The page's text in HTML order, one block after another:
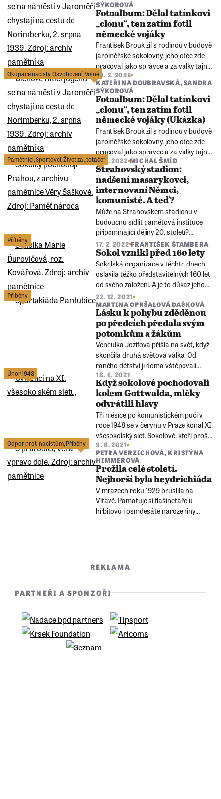
Bohumil Venclík 13. ledna oslavil v
dobré náladě sto jedna let na tomto
světě.
SÝKOROVÁ
Fotoalbum: Dělal tatínkovi
„clonu“, ten zatím fotil
německé vojáky
František Brouk žil s rodinou v budově
jaroměřské sokolovny, jeho otec zde
pracoval jako správce a za války tajně
fotografoval dění v Jaroměři. Ve
fotogalerii pod článkem se můžete
podívat na záběry z kapitulace Němců
nebo z oslav osvobození.
Okupace nacisty,Osvobození,Volné10. 2. 2025
KATEŘINA DOUBRAVSKÁ,SANDRA
SÝKOROVÁ
Fotoalbum: Dělal tatínkovi
„clonu“, ten zatím fotil
německé vojáky (Ukázka)
František Brouk žil s rodinou v budově
jaroměřské sokolovny, jeho otec zde
pracoval jako správce a za války tajně
fotografoval dění v Jaroměři. Ve
fotogalerii pod článkem se můžete
podívat na záběry z kapitulace Němců
nebo z oslav osvobození.
Pamětníci,Sportovci,Život za „totáče“9. 9. 2022 MICHAL ŠMÍD
Strahovský stadion:
nadšení masarykovci,
internovaní Němci,
komunisté. A teď?
Může na Strahovském stadionu v
budoucnu sídlit paměťová instituce
připomínající dějiny 20. století?
Odpověď možná napoví Festival
Paměti národa, který se zde odehraje
na přelomu letošního září a října.
Příběhy 17. 2. 2022 FRANTIŠEK ŠTAMBERA
Sokol vznikl před 160 lety
Sokolská organizace v těchto dnech
oslavila těžko představitelných 160 let
od svého založení. A je to důkaz jeho
životaschopnosti, neexistuje u nás jiná
organizace, jejíž činnost zasahuje hned
do tří staletí.
Příběhy
22. 12. 2021
MARTINA OPRŠALOVÁ DAŠKOVÁ
Lásku k pohybu zděděnou
po předcích předala svým
potomkům a žákům
Vendulka Jozífová přišla na svět, když
skončila druhá světová válka. Od
raného dětství ji doma vštěpovali
sokolské ideály. Ty si udržela i v
dobách, kdy komunistická moc
sokolům nepřála.
Únor 1948 18. 6. 2021
Když sokolové pochodovali
kolem Gottwalda, mlčky
odvrátili hlavy
Tři měsíce po komunistickém puči v
roce 1948 se v červnu v Praze konal XI.
všesokolský slet. Sokolové, kteří prošli
okolo tribuny s novým prezidentem
Klementem Gottwaldem, skandovali
jméno jeho předchůdce Edvarda
Beneše.
Odpor proti nacistům,Příběhy
9. 6. 2021
PETRA VERZICHOVÁ, KRISTÝNA
HIMMEROVÁ
Prožila celé století.
Nejhorší byla heydrichiáda
V mrazech roku 1929 bruslila na
Vltavě. Pamatuje si flašinetáře u
hřbitovů i osmdesáté narozeniny
REKLAMA
PARTNEŘI A SPONZOŘI